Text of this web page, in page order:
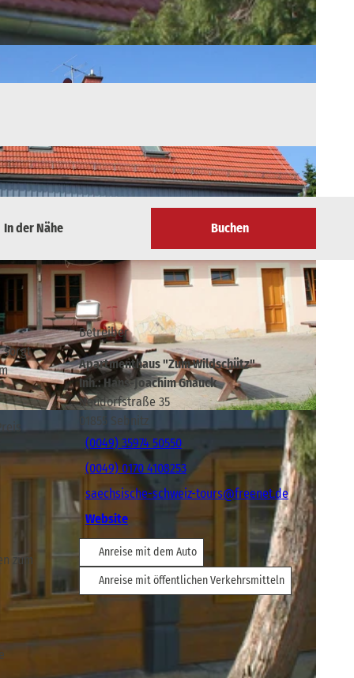
In der Nähe Buchen
sorgt
zum
Betreiber
Apartmenthaus "Zum Wildschütz"
Inh.: Hans-Joachim Gnauck
Neudorfstraße 35
01855 Sebnitz
(0049) 35974 50550
(0049) 0170 4108253
saechsische-schweiz-tours@freenet.de
Website
Anreise mit dem Auto
Anreise mit öffentlichen Verkehrsmitteln